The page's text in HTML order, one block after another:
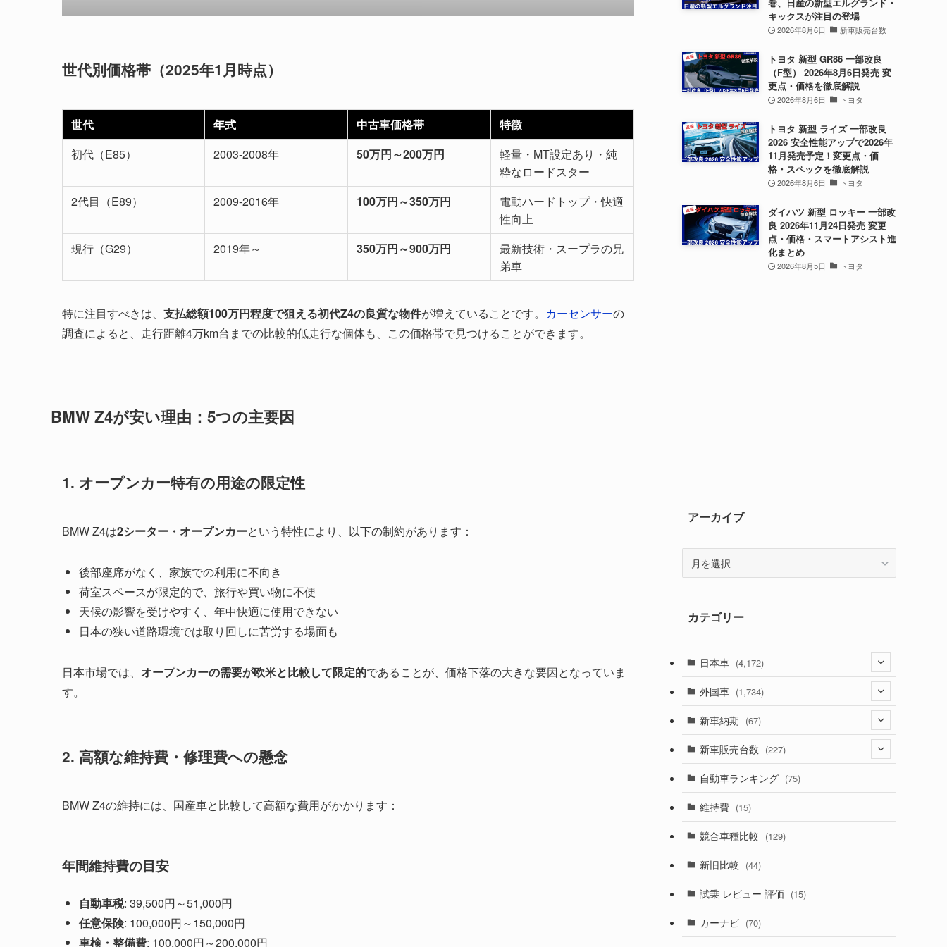
世代別価格帯（2025年1月時点）
世代 年式 中古車価格帯
特徴
初代（E85）
2003-2008年 50万円～200万円
軽量・MT設定あり・純
粋なロードスター
2代目（E89）
2009-2016年 100万円～350万円
電動ハードトップ・快適
性向上
現行（G29）
2019年～ 350万円～900万円
最新技術・スープラの兄
弟車
特に注目すべきは、 支払総額100万円程度で狙える初代Z4の良質な物件が増えていることです。 カーセンサーの
調査によると、走行距離4万km台までの比較的低走行な個体も、この価格帯で見つけることができます。
BMW Z4が安い理由：5つの主要因
1. オープンカー特有の用途の限定性
BMW Z4は2シーター・オープンカーという特性により、以下の制約があります：
後部座席がなく、家族での利用に不向き
荷室スペースが限定的で、旅行や買い物に不便
天候の影響を受けやすく、年中快適に使用できない
日本の狭い道路環境では取り回しに苦労する場面も
日本市場では、 オープンカーの需要が欧米と比較して限定的であることが、価格下落の大きな要因となっていま
す。
2. 高額な維持費・修理費への懸念
BMW Z4の維持には、国産車と比較して高額な費用がかかります：
年間維持費の目安
自動車税: 39,500円～51,000円
任意保険: 100,000円～150,000円
車検・整備費: 100,000円～200,000円
キックスが注目の登場
2026年8月6日 新車販売台数
トヨタ 新型 GR86 一部改良
（F型） 2026年8月6日発売 変
更点・価格を徹底解説
2026年8月6日 トヨタ
トヨタ 新型 ライズ 一部改良
2026 安全性能アップで2026年
11月発売予定！変更点・価
格・スペックを徹底解説
2026年8月6日 トヨタ
ダイハツ 新型 ロッキー 一部改
良 2026年11月24日発売 変更
点・価格・スマートアシスト進
化まとめ
2026年8月5日 トヨタ
アーカイブ
ブカテゴリー
日本車 (4,172)
(1,321)
(329)
(525)
(357)
(328)
(194)
(230)
(253)
外国車 (1,734)
(188)
(242)
(85)
(84)
(14)
(222)
(50)
(58)
新車納期 (67)
(28)
(8)
(3)
(3)
(5)
(1)
新車販売台数 (227)
(21)
(5)
(7)
(5)
自動車ランキング (75)
維持費 (15)
競合車種比較 (129)
新旧比較 (44)
試乗 レビュー 評価 (15)
カーナビ (70)